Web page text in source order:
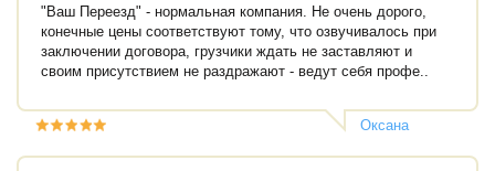
"Ваш Переезд" - нормальная компания. Не очень дорого,
конечные цены соответствуют тому, что озвучивалось при
заключении договора, грузчики ждать не заставляют и
своим присутствием не раздражают - ведут себя профе..
Оксана